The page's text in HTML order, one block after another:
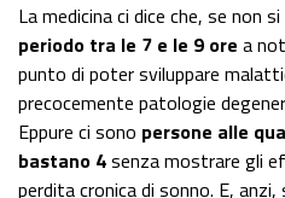
La medicina ci dice che, se non
periodo tra le 7 e le 9 ore a
punto di poter sviluppare
precocemente patologie
Eppure ci sono persone alle
bastano 4senza mostrare gli
perdita cronica di sonno. E,